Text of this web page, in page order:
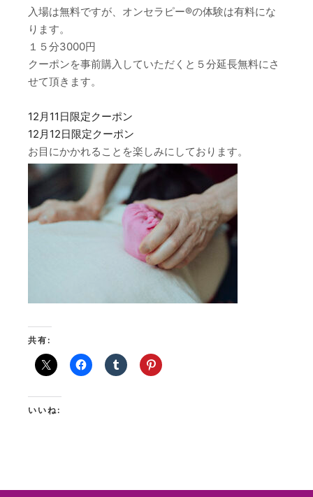
入場は無料ですが、オンセラピー®の体験は有料にな
ります。
１５分3000円
クーポンを事前購入していただくと５分延長無料にさ
せて頂きます。
12月11日限定クーポン
12月12日限定クーポン
お目にかかれることを楽しみにしております。
共有:
いいね: